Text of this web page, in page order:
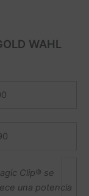
WAHL
Clip® se
una potencia